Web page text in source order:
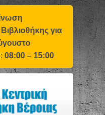
για
08:00 – 15:00